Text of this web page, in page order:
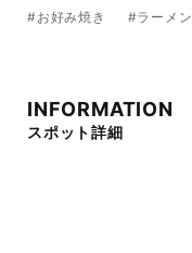
#お好み焼き #ラーメン
INFORMATION
スポット詳細